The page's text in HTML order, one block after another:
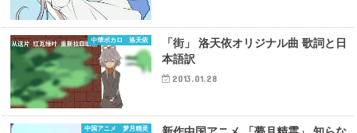
中華ボカロ 洛天依
「街」 洛天依オリジナル曲 歌詞と日
本語訳
2013.01.28
中国アニメ 梦月精灵